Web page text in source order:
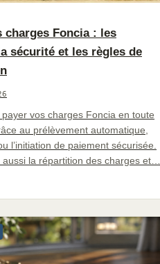
charges Foncia : les
sécurité et les règles de
vos charges Foncia en toute
au prélèvement automatique,
l’initiation de paiement sécurisée.
la répartition des charges et…